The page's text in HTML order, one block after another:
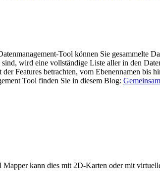
Tool können Sie gesammelte
wird eine vollständige Liste aller in den
Features betrachten, vom Ebenennamen bis
Tool finden Sie in diesem Blog:
kann dies mit 2D-Karten oder mit